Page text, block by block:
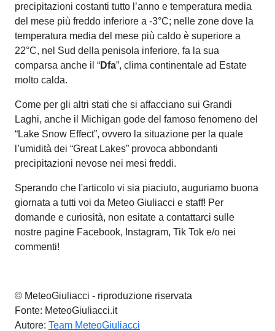
precipitazioni costanti tutto l’anno e temperatura media
del mese più freddo inferiore a -3°C; nelle zone dove la
temperatura media del mese più caldo è superiore a
22°C, nel Sud della penisola inferiore, fa la sua
comparsa anche il “Dfa”, clima continentale ad Estate
molto calda.
Come per gli altri stati che si affacciano sui Grandi
Laghi, anche il Michigan gode del famoso fenomeno del
“Lake Snow Effect”, ovvero la situazione per la quale
l’umidità dei “Great Lakes” provoca abbondanti
precipitazioni nevose nei mesi freddi.
Sperando che l'articolo vi sia piaciuto, auguriamo buona
giornata a tutti voi da Meteo Giuliacci e staff! Per
domande e curiosità, non esitate a contattarci sulle
nostre pagine Facebook, Instagram, Tik Tok e/o nei
commenti!
© MeteoGiuliacci - riproduzione riservata
Fonte: MeteoGiuliacci.it
Autore: Team MeteoGiuliacci